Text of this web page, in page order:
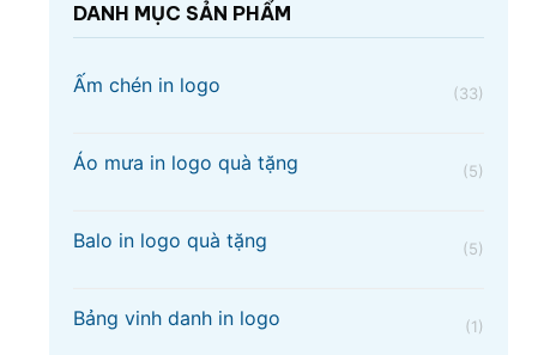
DANH MỤC SẢN PHẨM
Ấm chén in logo (33)
Áo mưa in logo quà tặng (5)
Balo in logo quà tặng (5)
Bảng vinh danh in logo (1)